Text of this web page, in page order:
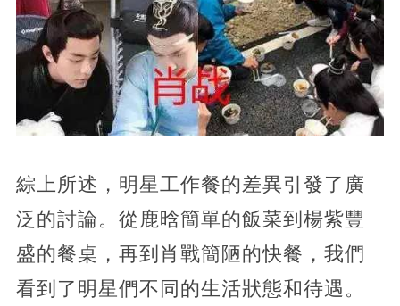
綜上所述，明星工作餐的差異引發了廣
泛的討論。從鹿晗簡單的飯菜到楊紫豐
盛的餐桌，再到肖戰簡陋的快餐，我們
看到了明星們不同的生活狀態和待遇。